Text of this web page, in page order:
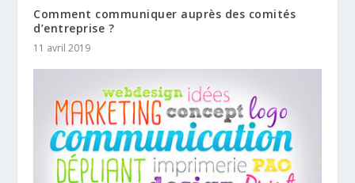
Comment communiquer auprès des comités
d’entreprise ?
11 avril 2019